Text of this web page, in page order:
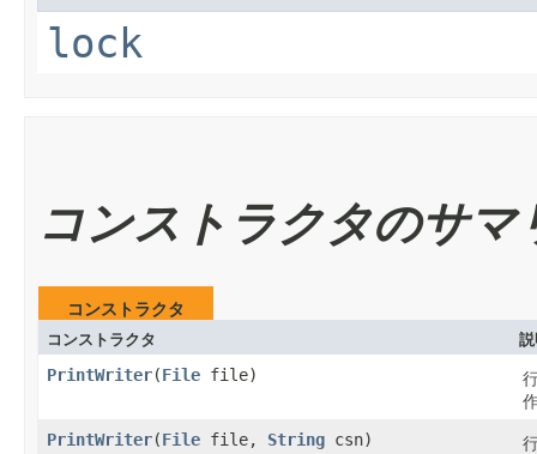
lock
コンストラクタのサマ
コンストラクタ
コンストラクタ
PrintWriter​(File file)
PrintWriter​(File file, String csn)